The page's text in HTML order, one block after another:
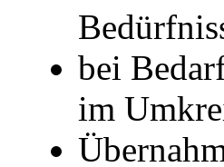
bei
im